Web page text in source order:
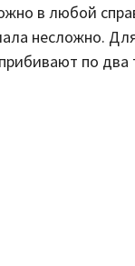
в любой
несложно.
по два